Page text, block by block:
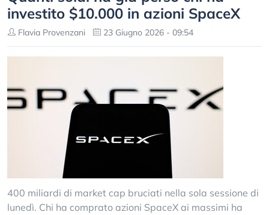
investito $10.000 in azioni SpaceX
Flavia Provenzani 23 Giugno 2026 - 09:54
400 miliardi di market cap bruciati nella sola sessione di
lunedì. Chi ha comprato azioni SpaceX ai massimi ha